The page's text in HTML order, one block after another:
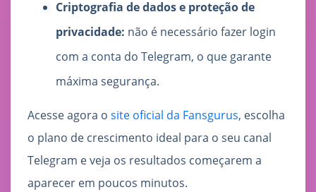
Criptografia de dados e proteção de
privacidade: não é necessário fazer login
com a conta do Telegram, o que garante
máxima segurança.
Acesse agora o site oficial da Fansgurus, escolha
o plano de crescimento ideal para o seu canal
Telegram e veja os resultados começarem a
aparecer em poucos minutos.